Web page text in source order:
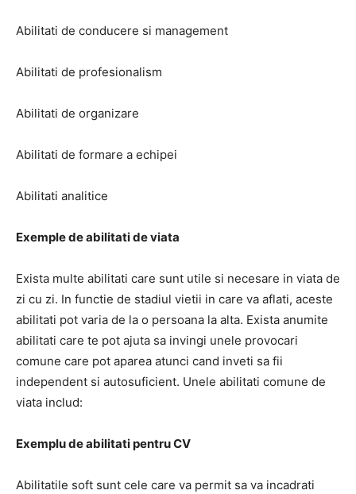
Abilitati de conducere si management
Abilitati de profesionalism
Abilitati de organizare
Abilitati de formare a echipei
Abilitati analitice
Exemple de abilitati de viata
Exista multe abilitati care sunt utile si necesare in viata de
zi cu zi. In functie de stadiul vietii in care va aflati, aceste
abilitati pot varia de la o persoana la alta. Exista anumite
abilitati care te pot ajuta sa invingi unele provocari
comune care pot aparea atunci cand inveti sa fii
independent si autosuficient. Unele abilitati comune de
viata includ:
Exemplu de abilitati pentru CV
Abilitatile soft sunt cele care va permit sa va incadrati